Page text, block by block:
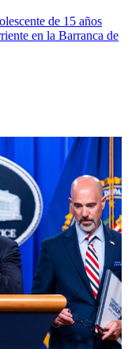
de 15 años
en la Barranca de